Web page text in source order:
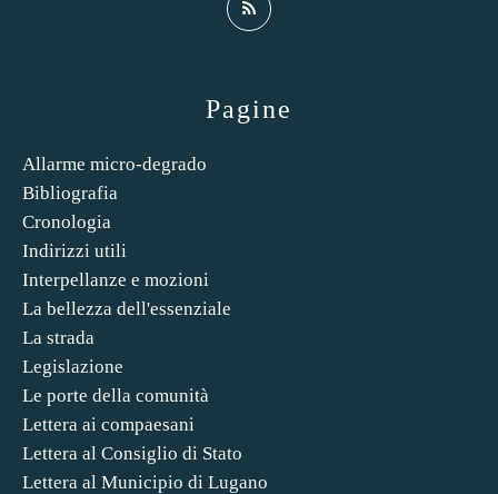
Pagine
Allarme micro-degrado
Bibliografia
Cronologia
Indirizzi utili
Interpellanze e mozioni
La bellezza dell'essenziale
La strada
Legislazione
Le porte della comunità
Lettera ai compaesani
Lettera al Consiglio di Stato
Lettera al Municipio di Lugano